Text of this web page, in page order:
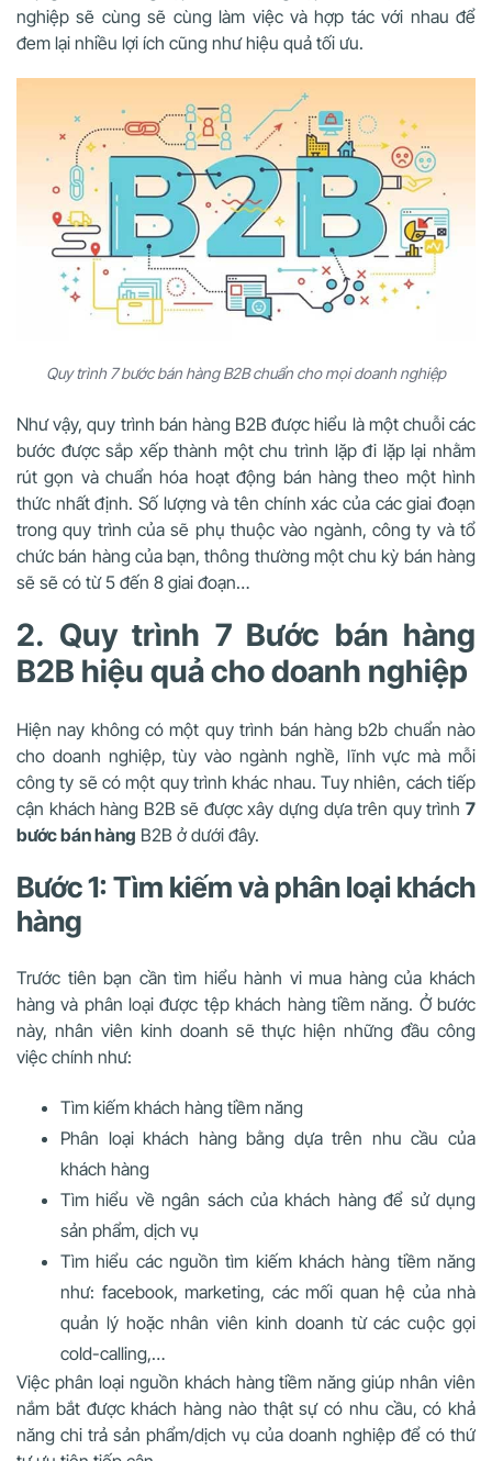
nghiệp sẽ cùng sẽ cùng làm việc và hợp tác với nhau để
đem lại nhiều lợi ích cũng như hiệu quả tối ưu.
Quy trình 7 bước bán hàng B2B chuẩn cho mọi doanh nghiệp
Như vậy, quy trình bán hàng B2B được hiểu là một chuỗi các
bước được sắp xếp thành một chu trình lặp đi lặp lại nhằm
rút gọn và chuẩn hóa hoạt động bán hàng theo một hình
thức nhất định. Số lượng và tên chính xác của các giai đoạn
trong quy trình của sẽ phụ thuộc vào ngành, công ty và tổ
chức bán hàng của bạn, thông thường một chu kỳ bán hàng
sẽ sẽ có từ 5 đến 8 giai đoạn…
2. Quy trình 7 Bước bán hàng
B2B hiệu quả cho doanh nghiệp
Hiện nay không có một quy trình bán hàng b2b chuẩn nào
cho doanh nghiệp, tùy vào ngành nghề, lĩnh vực mà mỗi
công ty sẽ có một quy trình khác nhau. Tuy nhiên, cách tiếp
cận khách hàng B2B sẽ được xây dựng dựa trên quy trình 7
bước bán hàng B2B ở dưới đây.
Bước 1: Tìm kiếm và phân loại khách
hàng
Trước tiên bạn cần tìm hiểu hành vi mua hàng của khách
hàng và phân loại được tệp khách hàng tiềm năng. Ở bước
này, nhân viên kinh doanh sẽ thực hiện những đầu công
việc chính như:
Tìm kiếm khách hàng tiềm năng
Phân loại khách hàng bằng dựa trên nhu cầu của
khách hàng
Tìm hiểu về ngân sách của khách hàng để sử dụng
sản phẩm, dịch vụ
Tìm hiểu các nguồn tìm kiếm khách hàng tiềm năng
như: facebook, marketing, các mối quan hệ của nhà
quản lý hoặc nhân viên kinh doanh từ các cuộc gọi
cold-calling,…
Việc phân loại nguồn khách hàng tiềm năng giúp nhân viên
nắm bắt được khách hàng nào thật sự có nhu cầu, có khả
năng chi trả sản phẩm/dịch vụ của doanh nghiệp để có thứ